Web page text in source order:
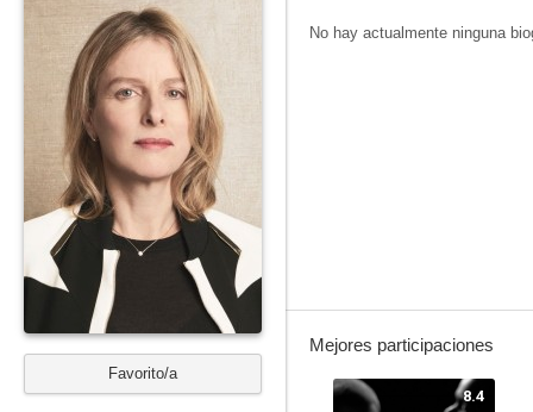
Favorito/a
No hay actualmente ninguna
Mejores participaciones
8.4